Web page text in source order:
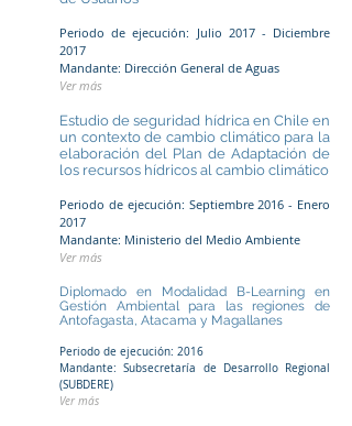
Periodo de ejecución: Julio 2017 - Diciembre
2017
Mandante: Dirección General de Aguas
Ver más
Estudio de seguridad hídrica en Chile en
un contexto de cambio climático para la
elaboración del Plan de Adaptación de
los recursos hídricos al cambio climático
Periodo de ejecución: Septiembre 2016 - Enero
2017
Mandante: Ministerio del Medio Ambiente
Ver más
Diplomado en Modalidad B-Learning en
Gestión Ambiental para las regiones de
Antofagasta, Atacama y Magallanes
Periodo de ejecución: 2016
Mandante: Subsecretaría de Desarrollo Regional
(SUBDERE)
Ver más